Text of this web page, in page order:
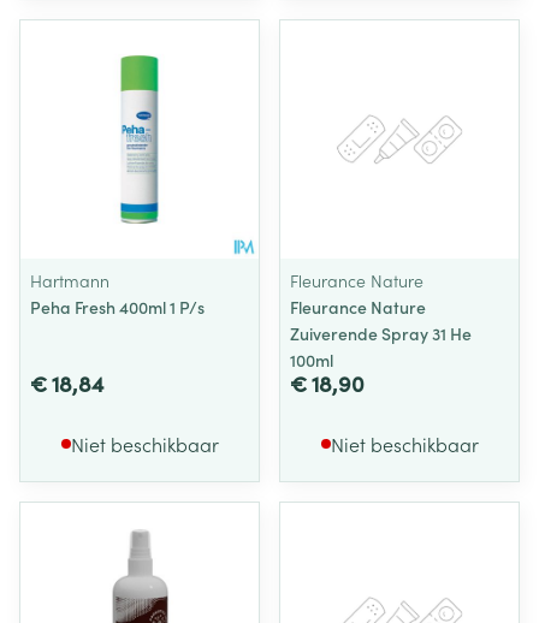
Hartmann
Peha Fresh 400ml 1 P/s
€ 18,84
Niet beschikbaar
Fleurance Nature
Fleurance Nature
Zuiverende Spray 31 He
100ml
€ 18,90
Niet beschikbaar